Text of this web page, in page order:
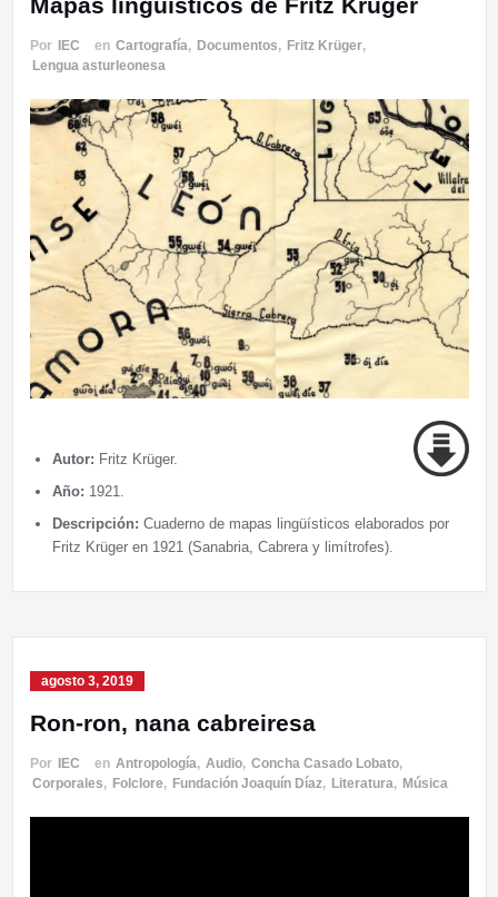
Por IEC en Cartografía, Documentos, Fritz Krüger,
Lengua asturleonesa
Autor: Fritz Krüger.
Año: 1921.
Descripción: Cuaderno de mapas lingüísticos elaborados por
Fritz Krüger en 1921 (Sanabria, Cabrera y limítrofes).
agosto 3, 2019
Ron-ron, nana cabreiresa
Por IEC en Antropología, Audio, Concha Casado Lobato,
Corporales, Folclore, Fundación Joaquín Díaz, Literatura, Música